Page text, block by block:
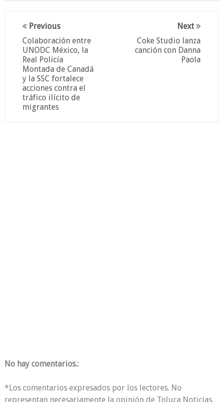
Next
Coke Studio lanza
canción con Danna
Paola
Previous
Colaboración entre
UNODC México, la
Real Policía
Montada de Canadá
y la SSC fortalece
acciones contra el
tráfico ilícito de
migrantes
No hay comentarios.:
*Los comentarios expresados por los lectores. No
representan necesariamente la opinión de Toluca Noticias.